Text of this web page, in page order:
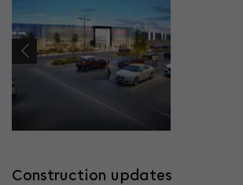
Construction updates